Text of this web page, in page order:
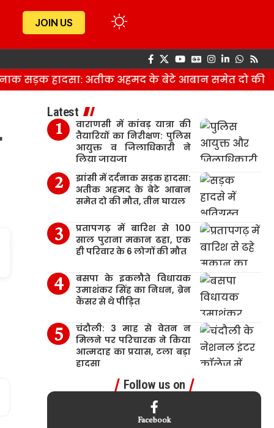
JOIN US
सड़क हादसा: अतीक अहमद के बेटे आबान समेत दो की मौत,
Latest
वाराणसी में कांवड़ यात्रा की
तैयारियों का निरीक्षण: पुलिस
आयुक्त व जिलाधिकारी ने
लिया जायजा
झांसी में दर्दनाक सड़क हादसा:
अतीक अहमद के बेटे आबान
समेत दो की मौत, तीन घायल
प्रतापगढ़ में बारिश से 100
साल पुराना मकान ढहा, एक
ही परिवार के 6 लोगों की मौत
बसपा के इकलौते विधायक
उमाशंकर सिंह का निधन, ब्रेन
कैंसर से थे पीड़ित
चंदौली: 3 माह से वेतन न
मिलने पर परिचारक ने किया
आत्मदाह का प्रयास, टला बड़ा
हादसा
Follow us on
Facebook